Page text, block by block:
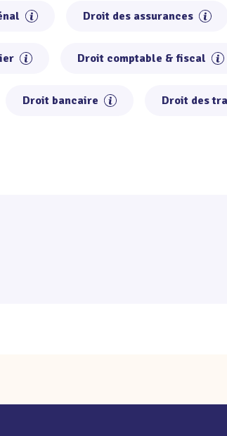
Droit des assurances
Droit comptable & fiscal
Droit bancaire Droit des